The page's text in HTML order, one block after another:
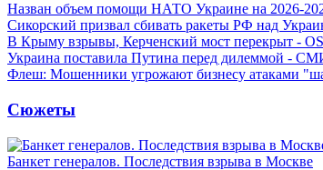
Назван объем помощи НАТО Украине на 2026-
Сикорский призвал сбивать ракеты РФ над
В Крыму взрывы, Керченский мост перекрыт -
Украина поставила Путина перед дилеммой -
Флеш: Мошенники угрожают бизнесу атаками
Сюжеты
Банкет генералов. Последствия взрыва в Москве